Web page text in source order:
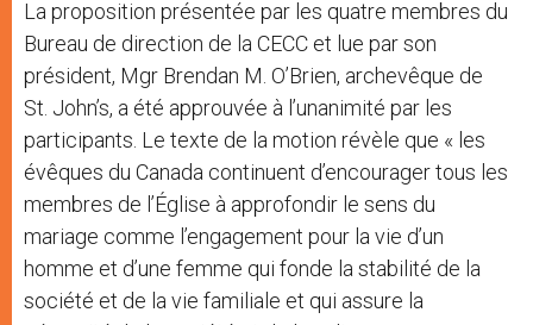
La proposition présentée par les quatre membres du
Bureau de direction de la CECC et lue par son
président, Mgr Brendan M. O’Brien, archevêque de
St. John’s, a été approuvée à l’unanimité par les
participants. Le texte de la motion révèle que « les
évêques du Canada continuent d’encourager tous les
membres de l’Église à approfondir le sens du
mariage comme l’engagement pour la vie d’un
homme et d’une femme qui fonde la stabilité de la
société et de la vie familiale et qui assure la